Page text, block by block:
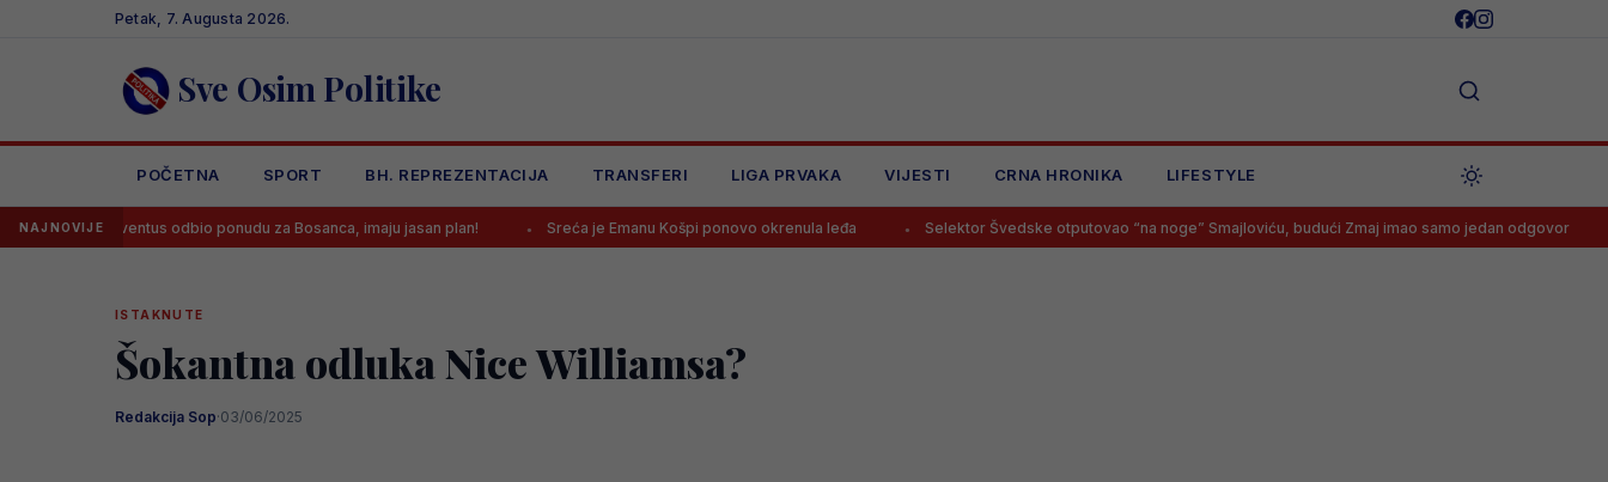
Petak, 7. Augusta 2026.
Sve Osim Politike
POČETNA SPORT BH. REPREZENTACIJA TRANSFERI LIGA PRVAKA VIJESTI CRNA HRONIKA LIFESTYLE
NAJNOVIJEodbio ponudu za Bosanca, imaju jasan plan! Sreća je Emanu Košpi ponovo okrenula leđa Selektor Švedske otputovao “na noge” Smajloviću, budući Zmaj imao samo jedan odgovor
ISTAKNUTE
Šokantna odluka Nice Williamsa?
Redakcija Sop·03/06/2025